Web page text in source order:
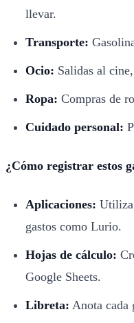
llevar.
Transporte:
Ocio: Salidas al
Ropa: Compras de
Cuidado personal:
¿Cómo registrar estos
Aplicaciones: Utiliza
gastos como Lurio.
Hojas de cálculo:
Google Sheets.
Libreta: Anota cada